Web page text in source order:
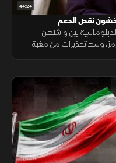
44:24
نقص الدعم
بين واشنطن
وسط تحذيرات من مغبة